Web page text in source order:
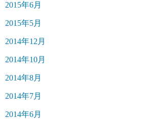
2015年6月
2015年5月
2014年12月
2014年10月
2014年8月
2014年7月
2014年6月